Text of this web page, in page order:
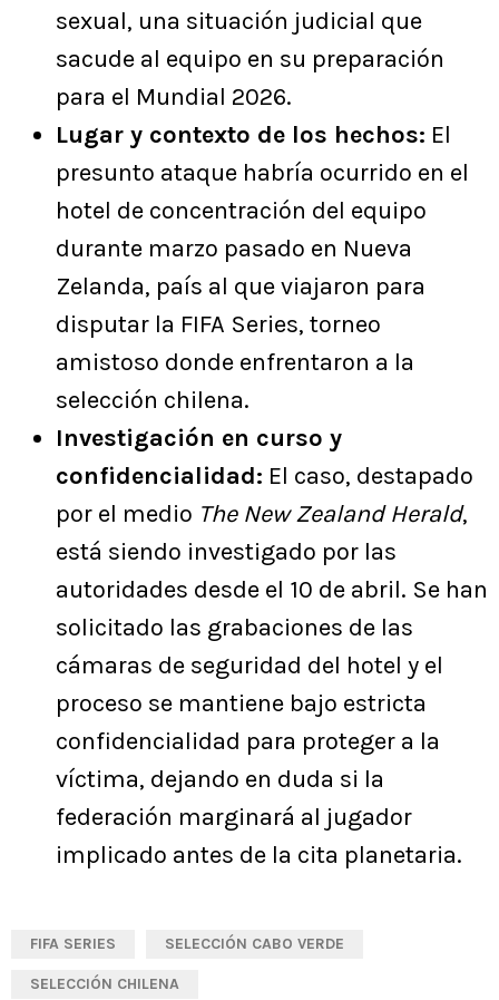
sexual, una situación judicial que
sacude al equipo en su preparación
para el Mundial 2026.
Lugar y contexto de los hechos: El
presunto ataque habría ocurrido en el
hotel de concentración del equipo
durante marzo pasado en Nueva
Zelanda, país al que viajaron para
disputar la FIFA Series, torneo
amistoso donde enfrentaron a la
selección chilena.
Investigación en curso y
confidencialidad: El caso, destapado
por el medio The New Zealand Herald,
está siendo investigado por las
autoridades desde el 10 de abril. Se han
solicitado las grabaciones de las
cámaras de seguridad del hotel y el
proceso se mantiene bajo estricta
confidencialidad para proteger a la
víctima, dejando en duda si la
federación marginará al jugador
implicado antes de la cita planetaria.
FIFA SERIES SELECCIÓN CABO VERDE
SELECCIÓN CHILENA